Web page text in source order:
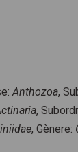
Anthozoa,
,
, Gènere: